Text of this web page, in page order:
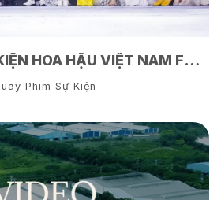
QUAY PHIM SỰ KIỆN HOA HẬU VIỆT NAM Ft CHARME PERFUME
Phim Sự Kiện